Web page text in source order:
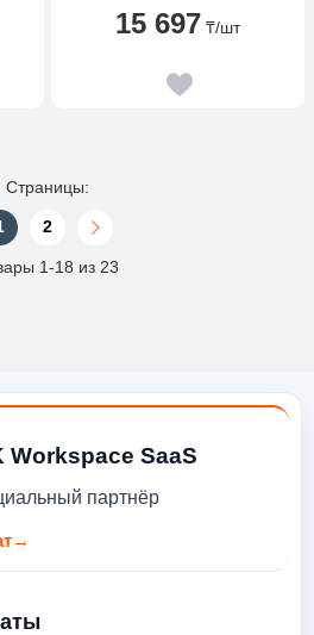
15 697 ₸/шт
Страницы:
2
1-18 из 23
Workspace SaaS
партнёр
→